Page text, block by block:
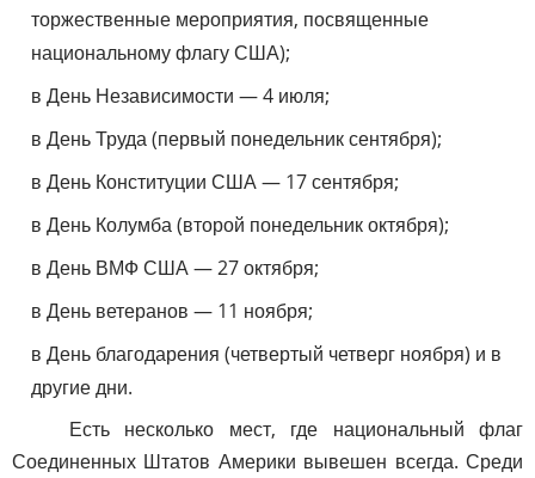
торжественные мероприятия, посвященные
национальному флагу США);
в День Независимости — 4 июля;
в День Труда (первый понедельник сентября);
в День Конституции США — 17 сентября;
в День Колумба (второй понедельник октября);
в День ВМФ США — 27 октября;
в День ветеранов — 11 ноября;
в День благодарения (четвертый четверг ноября) и в
другие дни.
Есть несколько мест, где национальный флаг
Соединенных Штатов Америки вывешен всегда. Среди